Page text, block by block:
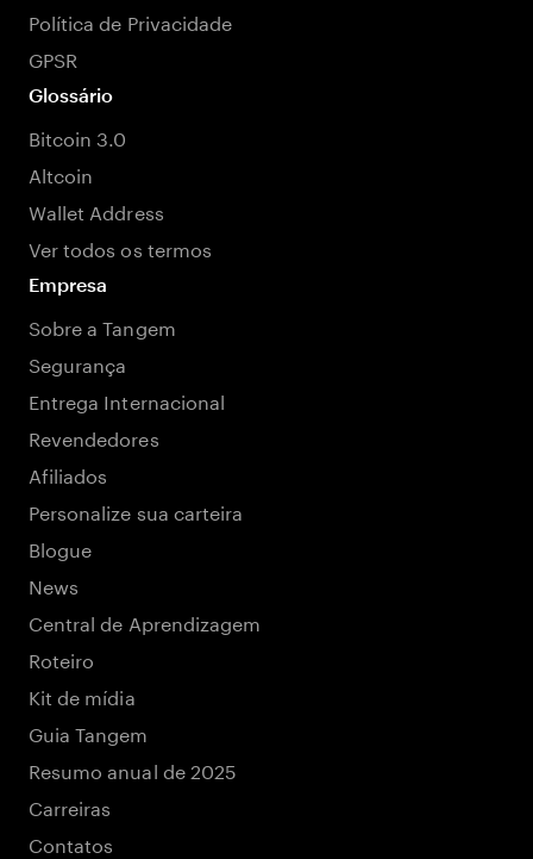
Política de Privacidade
GPSR
Glossário
Bitcoin 3.0
Altcoin
Wallet Address
Ver todos os termos
Empresa
Sobre a Tangem
Segurança
Entrega Internacional
Revendedores
Afiliados
Personalize sua carteira
Blogue
News
Central de Aprendizagem
Roteiro
Kit de mídia
Guia Tangem
Resumo anual de 2025
Carreiras
Contatos